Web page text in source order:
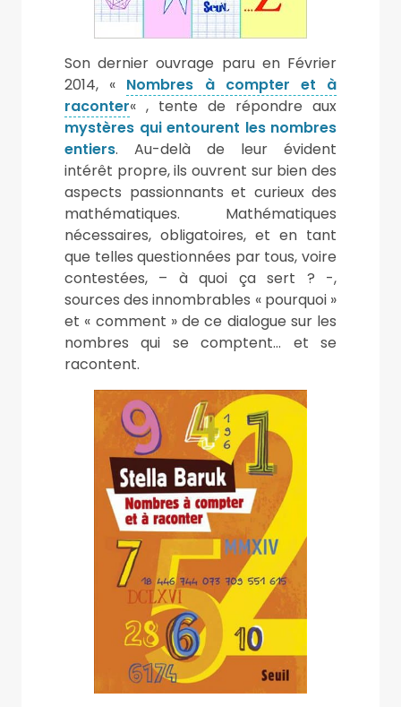
Son dernier ouvrage paru en Février
2014, « Nombres à compter et à
raconter« , tente de répondre aux
mystères qui entourent les nombres
entiers. Au-delà de leur évident
intérêt propre, ils ouvrent sur bien des
aspects passionnants et curieux des
mathématiques. Mathématiques
nécessaires, obligatoires, et en tant
que telles questionnées par tous, voire
contestées, – à quoi ça sert ? -,
sources des innombrables « pourquoi »
et « comment » de ce dialogue sur les
nombres qui se comptent… et se
racontent.